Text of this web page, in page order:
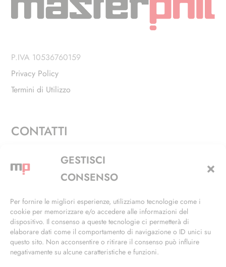
GESTISCI
CONSENSO
Per fornire le migliori esperienze, utilizziamo tecnologie come i
cookie per memorizzare e/o accedere alle informazioni del
dispositivo. Il consenso a queste tecnologie ci permetterà di
elaborare dati come il comportamento di navigazione o ID unici su
questo sito. Non acconsentire o ritirare il consenso può influire
negativamente su alcune caratteristiche e funzioni.
P.IVA 10536760159
Privacy Policy
Termini di Utilizzo
CONTATTI
Via Alfieri, 27 - Trezzano Sul Naviglio (MI)
+39 02 4846 3155
info@masterphil.it